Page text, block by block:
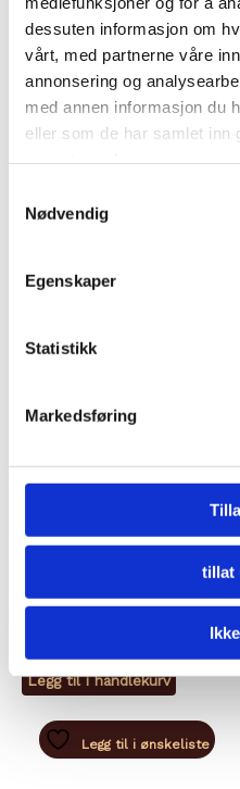
dessuten informasjon om
vårt, med partnerne våre
annonsering og
med annen informasjon du
eller som de har samlet inn
Nødvendig
Egenskaper
Statistikk
Markedsføring
tillat
FJÆRKRE
VAKTEL / CAILLE
kr 295,00
Legg til i ønskeliste
KARBONADEDEIG
Legg til i handlekurv
Legg til i ønskeliste